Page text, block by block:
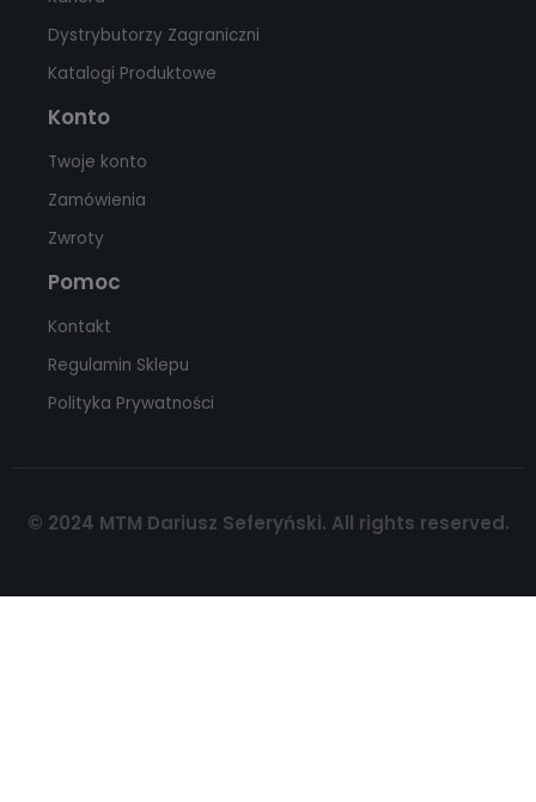
Dystrybutorzy Zagraniczni
Katalogi Produktowe
Konto
Twoje konto
Zamówienia
Zwroty
Pomoc
Kontakt
Regulamin Sklepu
Polityka Prywatności
© 2024 MTM Dariusz Seferyński. All rights reserved.